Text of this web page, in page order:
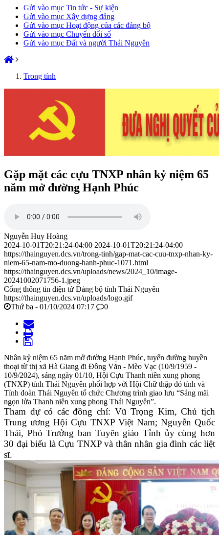
Gửi vào mục Tin tức - Sự kiện
Gửi vào mục Xây dựng đảng
Gửi vào mục Hoạt động của các đảng bộ
Gửi vào mục Chuyển đổi số
Gửi vào mục Đất và người Thái Nguyên
Trong tỉnh
Gặp mặt các cựu TNXP nhân kỷ niệm 65
năm mở đường Hạnh Phúc
Nguyễn Huy Hoàng
2024-10-01T20:21:24-04:00 2024-10-01T20:21:24-04:00
https://thainguyen.dcs.vn/trong-tinh/gap-mat-cac-cuu-tnxp-nhan-ky-
niem-65-nam-mo-duong-hanh-phuc-1071.html
https://thainguyen.dcs.vn/uploads/news/2024_10/image-
20241002071756-1.jpeg
Cổng thông tin điện tử Đảng bộ tỉnh Thái Nguyên
https://thainguyen.dcs.vn/uploads/logo.gif
Thứ ba - 01/10/2024 07:17
0
Nhân kỷ niệm 65 năm mở đường Hạnh Phúc, tuyến đường huyền
thoại từ thị xã Hà Giang đi Đồng Văn - Mèo Vạc (10/9/1959 -
10/9/2024), sáng ngày 01/10, Hội Cựu Thanh niên xung phong
(TNXP) tỉnh Thái Nguyên phối hợp với Hội Chữ thập đỏ tỉnh và
Tỉnh đoàn Thái Nguyên tổ chức Chương trình giao lưu “Sáng mãi
ngọn lửa Thanh niên xung phong Thái Nguyên”.
Tham dự có các đồng chí: Vũ Trọng Kim, Chủ tịch
Trung ương Hội Cựu TNXP Việt Nam; Nguyễn Quốc
Thái, Phó Trưởng ban Tuyên giáo Tỉnh ủy cùng hơn
30 đại biểu là Cựu TNXP và thân nhân gia đình các liệt
sĩ.